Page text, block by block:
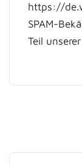
https://
SPAM-
Teil